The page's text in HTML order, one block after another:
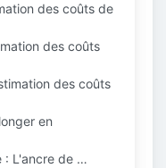
des coûts de
des coûts
des coûts
en
: L'ancre de …